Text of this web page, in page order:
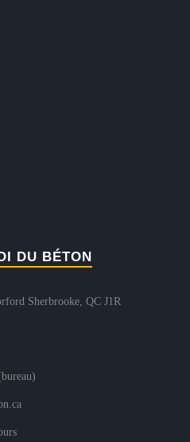
DU BÉTON
Sherbrooke, QC J1R